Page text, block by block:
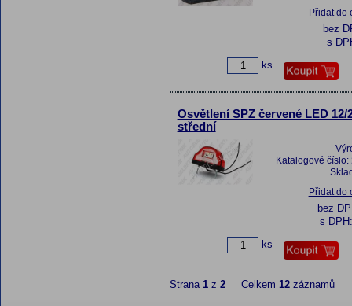
Přidat do
bez
s
ks
Osvětlení SPZ červené LED 12/
střední
Katalogové číslo:
Přidat do
bez
s
ks
Strana 1z 2Celkem 12záznamů